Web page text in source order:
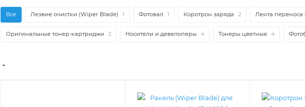
Все Лезвие очистки (Wiper Blade) 1 Фотовал 1 Коротрон заряда 2 Лента переноса
Оригинальные тонер-картриджи 2 Носители и девелоперы 4 Тонеры цветные 4